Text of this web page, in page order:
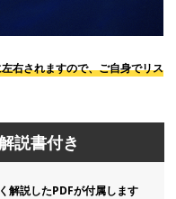
右されますので、ご自身でリス
説書付き
解説したPDFが付属します